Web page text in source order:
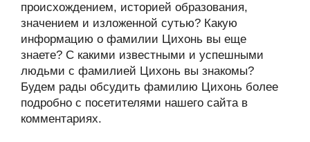
происхождением, историей образования,
значением и изложенной сутью? Какую
информацию о фамилии Цихонь вы еще
знаете? С какими известными и успешными
людьми с фамилией Цихонь вы знакомы?
Будем рады обсудить фамилию Цихонь более
подробно с посетителями нашего сайта в
комментариях.